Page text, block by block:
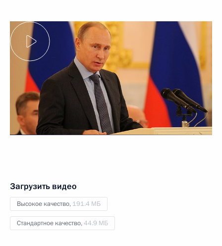
Загрузить видео
Высокое качество, 191.4 МБ
Стандартное качество,44.9 МБ